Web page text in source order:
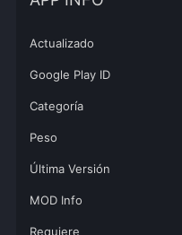
Actualizado
Google Play ID
Categoría
Peso
Última Versión
MOD Info
Requiere